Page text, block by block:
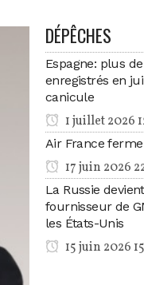
DÉPÊCHES
Espagne: plus
enregistrés en
canicule
1 juillet 2026
Air France
17 juin 2026
La Russie
fournisseur de
les États-Unis
15 juin 2026